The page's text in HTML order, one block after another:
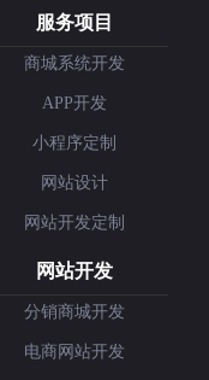
服务项目
商城系统开发
APP开发
小程序定制
网站设计
网站开发定制
网站开发
分销商城开发
电商网站开发